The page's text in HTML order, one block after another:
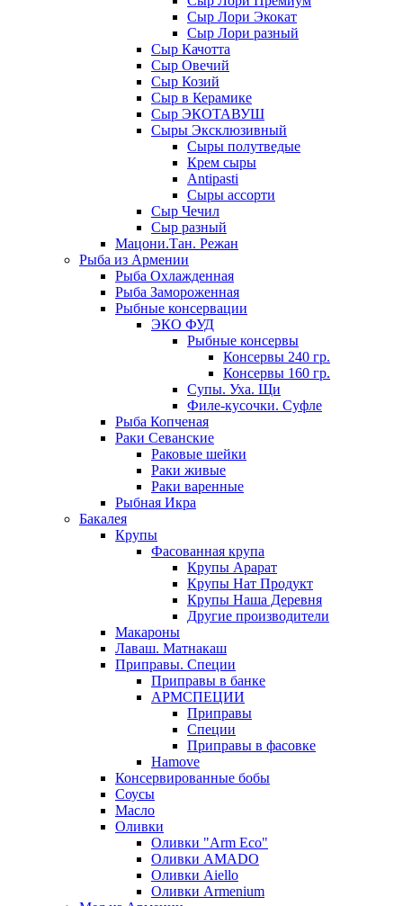
Сыр Лори Экокат
Сыр Лори разный
Сыр Качотта
Сыр Овечий
Сыр Козий
Сыр в Керамике
Сыр ЭКОТАВУШ
Сыры Эксклюзивный
Сыры полутведые
Крем сыры
Antipasti
Сыры ассорти
Сыр Чечил
Сыр разный
Мацони.Тан. Режан
Рыба из Армении
Рыба Охлажденная
Рыба Замороженная
Рыбные консервации
ЭКО ФУД
Рыбные консервы
Консервы 240 гр.
Консервы 160 гр.
Супы. Уха. Щи
Филе-кусочки. Суфле
Рыба Копченая
Раки Севанские
Раковые шейки
Раки живые
Раки варенные
Рыбная Икра
Бакалея
Крупы
Фасованная крупа
Крупы Арарат
Крупы Нат Продукт
Крупы Наша Деревня
Другие производители
Макароны
Лаваш. Матнакаш
Приправы. Специи
Приправы в банке
АРМСПЕЦИИ
Приправы
Специи
Приправы в фасовке
Hamove
Консервированные бобы
Соусы
Масло
Оливки
Оливки "Arm Eco"
Оливки AMADO
Оливки Aiello
Оливки Armenium